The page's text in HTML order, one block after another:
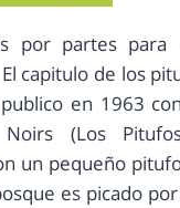
por partes para
capitulo de los
en 1963
Noirs (Los
un pequeño
es picado